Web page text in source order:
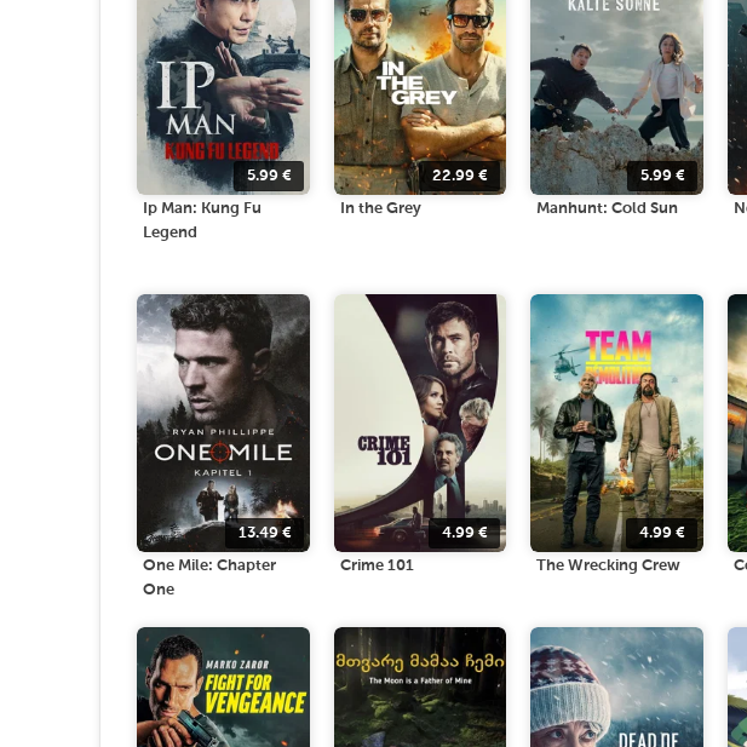
5.99€
Ip Man: Kung Fu
Legend
22.99 €
In the Grey
5.99€
Manhunt: Cold Sun
13.49€
One Mile: Chapter
One
4.99 €
Crime 101
4.99€
The Wrecking Crew